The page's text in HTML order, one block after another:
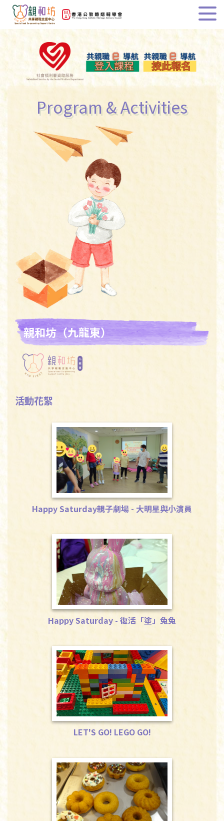
Program & Activities
親和坊（九龍東）
活動花絮
大明星與小演員
Happy Saturday親子劇場 - 大明星與小演員
「塗」兔兔
Happy Saturday - 復活「塗」兔兔
LET'S GO! LEGO GO!
LET'S GO! LEGO GO!